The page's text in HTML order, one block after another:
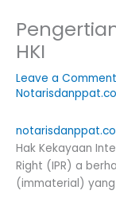
HKI
Leave a Comment
Hak Kekayaan
Right (IPR) a
(immaterial)